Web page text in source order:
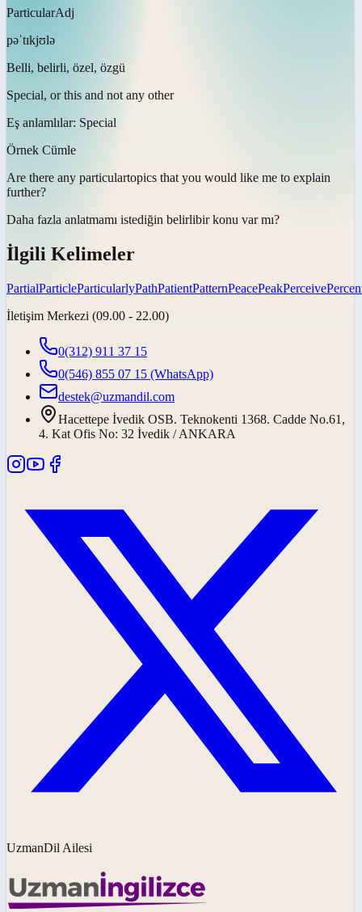
ParticularAdj
pəˈtɪkjʊlə
Belli, belirli, özel, özgü
Special, or this and not any other
Eş anlamlılar: Special
Örnek Cümle
Are there any particulartopics that you would like me to explain
further?
Daha fazla anlatmamı istediğin belirlibir konu var mı?
İlgili Kelimeler
PartialParticleParticularlyPathPatientPatternPeacePeakPerceive
İletişim Merkezi (09.00 - 22.00)
0(312) 911 37 15
0(546) 855 07 15 (WhatsApp)
destek@uzmandil.com
Hacettepe İvedik OSB. Teknokenti 1368. Cadde No.61,
4. Kat Ofis No: 32 İvedik / ANKARA
UzmanDil Ailesi